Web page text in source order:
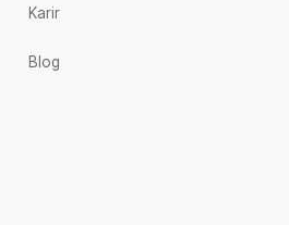
Karir
Blog